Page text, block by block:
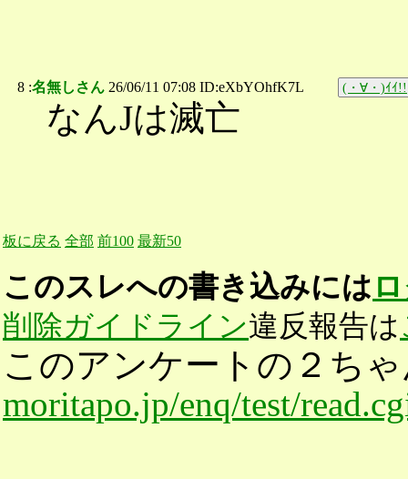
8 :名無しさん 26/06/11 07:08 ID:eXbYOhfK7L (・∀・)ｲｲ!!
なんJは滅亡
板に戻る 全部 前100 最新50
このスレへの書き込みには
削除ガイドライン違反報告は
このアンケートの２ち
moritapo.jp/enq/test/